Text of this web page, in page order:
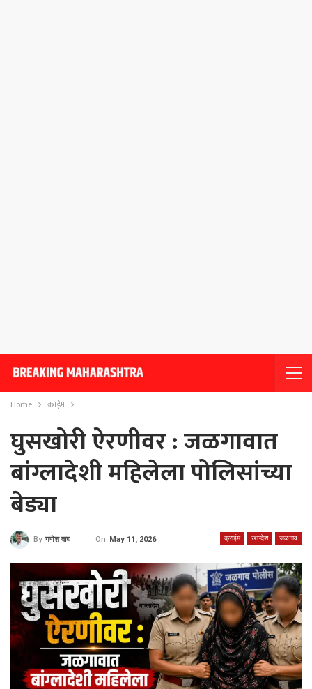
Home क्राईम
घुसखोरी ऐरणीवर : जळगावात
बांग्लादेशी महिलेला पोलिसांच्या
बेड्या
क्राईम खान्देश जळगाव
By गणेश वाघ On May 11, 2026